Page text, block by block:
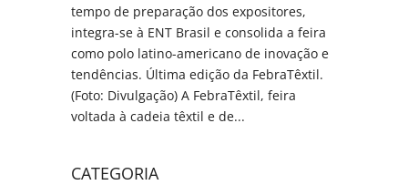
tempo de preparação dos expositores,
integra-se à ENT Brasil e consolida a feira
como polo latino-americano de inovação e
tendências. Última edição da FebraTêxtil.
(Foto: Divulgação) A FebraTêxtil, feira
voltada à cadeia têxtil e de...
CATEGORIA